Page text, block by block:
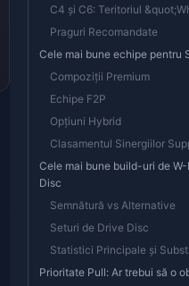
L 23.72
Cumpără acum Cumpără
C4 și C6: Teritoriul
Praguri Recomandate
Cele mai bune echipe pentru
Compoziții Premium
Echipe F2P
Opțiuni Hybrid
Clasamentul Sinergiilor
Cele mai bune build-uri de
Disc
Semnătură vs Alternative
Seturi de Drive Disc
Statistici Principale și
Prioritate Pull: Ar trebui să o